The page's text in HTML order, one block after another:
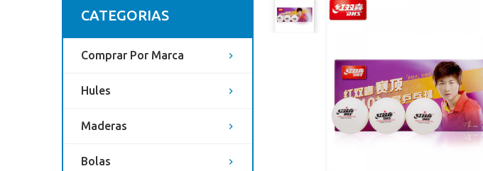
CATEGORIAS
Comprar Por Marca
Hules
Maderas
Bolas